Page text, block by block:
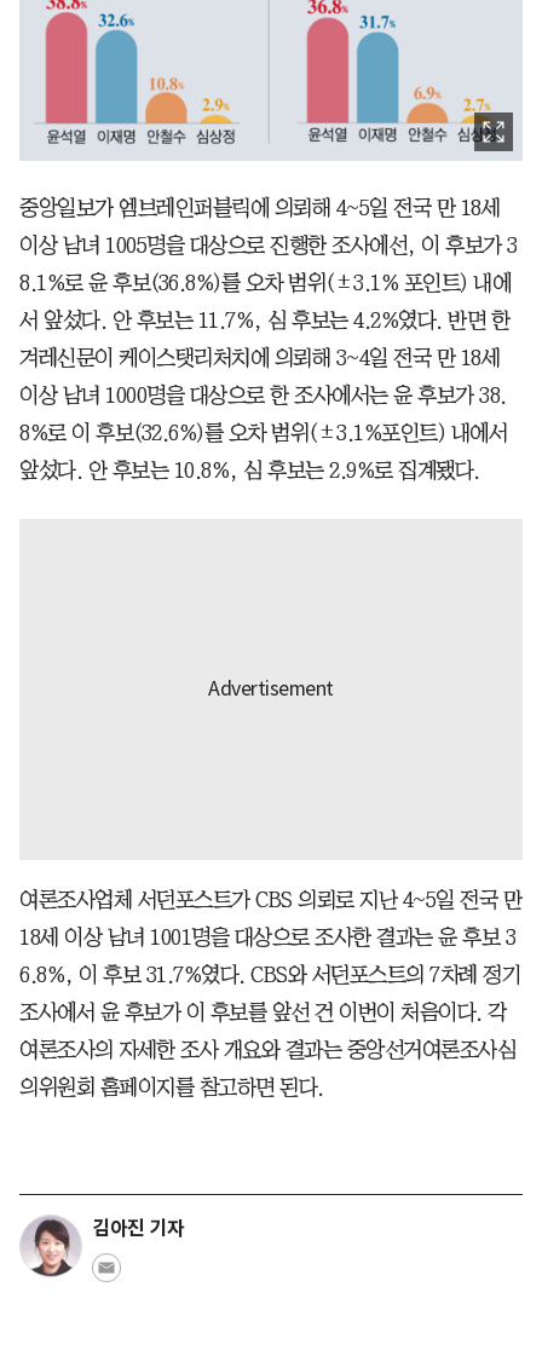
중앙일보가 엠브레인퍼블릭에 의뢰해 4~5일 전국 만 18세
이상 남녀 1005명을 대상으로 진행한 조사에선, 이 후보가 3
8.1%로 윤 후보(36.8%)를 오차 범위(±3.1% 포인트) 내에
서 앞섰다. 안 후보는 11.7%, 심 후보는 4.2%였다. 반면 한
겨레신문이 케이스탯리처치에 의뢰해 3~4일 전국 만 18세
이상 남녀 1000명을 대상으로 한 조사에서는 윤 후보가 38.
8%로 이 후보(32.6%)를 오차 범위(±3.1%포인트) 내에서
앞섰다. 안 후보는 10.8%, 심 후보는 2.9%로 집계됐다.
여론조사업체 서던포스트가 CBS 의뢰로 지난 4~5일 전국 만
18세 이상 남녀 1001명을 대상으로 조사한 결과는 윤 후보 3
6.8%, 이 후보 31.7%였다. CBS와 서던포스트의 7차례 정기
조사에서 윤 후보가 이 후보를 앞선 건 이번이 처음이다. 각
여론조사의 자세한 조사 개요와 결과는 중앙선거여론조사심
의위원회 홈페이지를 참고하면 된다.
김아진 기자